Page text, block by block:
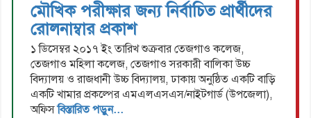
মৌখিক পরীক্ষার জন্য নির্বাচিত প্রার্থীদের
রোলনাম্বার প্রকাশ
১ ডিসেম্বর ২০১৭ ইং তারিখ শুক্রবার তেজগাও কলেজ,
তেজগাও মহিলা কলেজ, তেজগাও সরকারী বালিকা উচ্চ
বিদ্যালয় ও রাজধানী উচ্চ বিদ্যালয়, ঢাকায় অনুষ্ঠিত একটি বাড়ি
একটি খামার প্রকল্পের এমএলএসএস/নাইটগার্ড (উপজেলা),
অফিসবিস্তারিত পড়ুন...